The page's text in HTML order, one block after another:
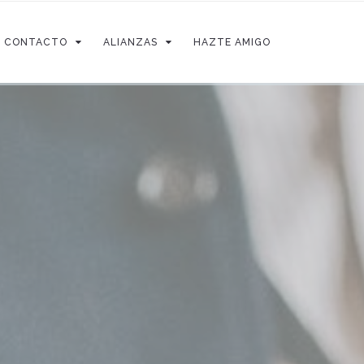
CONTACTO ALIANZAS HAZTE AMIGO